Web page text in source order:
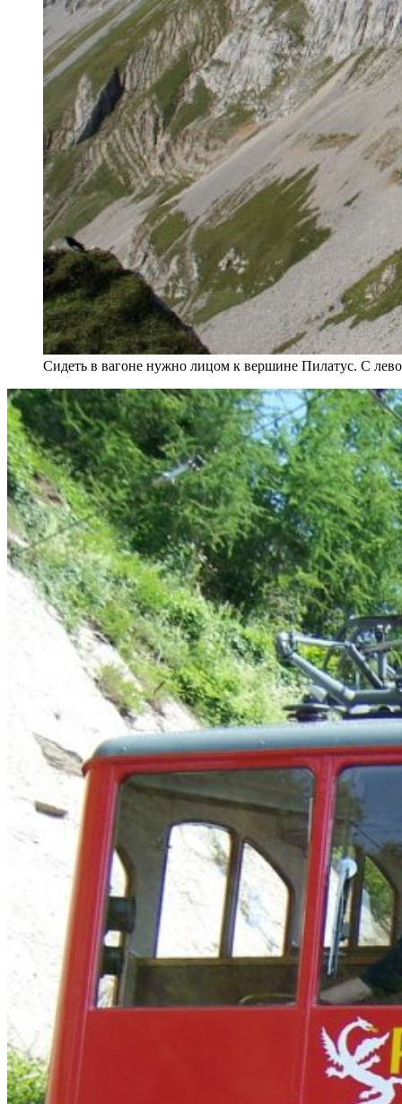
Сидеть в вагоне нужно лицом к вершине Пилатус. С